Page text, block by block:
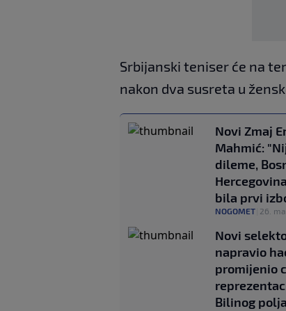
Srbijanski teniser će na
nakon dva susreta u
Novi Zmaj
Mahmić:
dileme,
bila prvi
NOGOMET 26.
Novi
napravio
promijenio
Bilinog